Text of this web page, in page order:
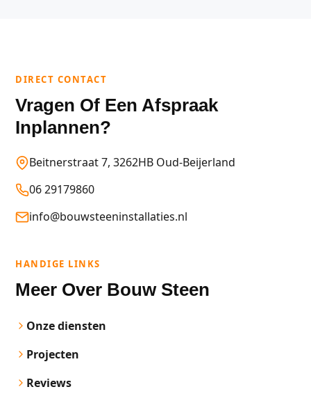
DIRECT CONTACT
Vragen Of Een Afspraak
Inplannen?
Beitnerstraat 7, 3262HB Oud-Beijerland
06 29179860
info@bouwsteeninstallaties.nl
HANDIGE LINKS
Meer Over Bouw Steen
Onze diensten
Projecten
Reviews